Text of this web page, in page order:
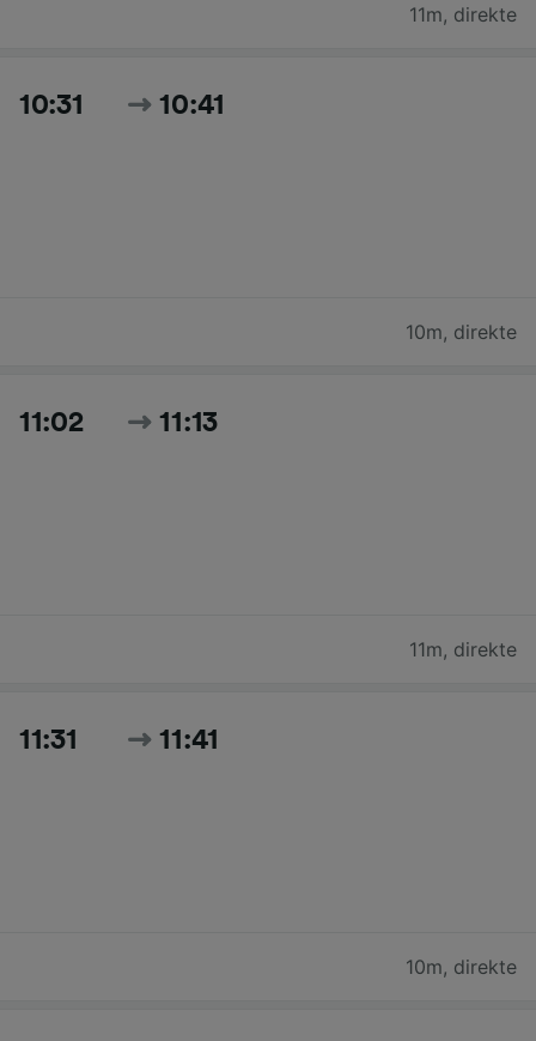
11m, direkte
10:31 10:41
10m, direkte
11:02 11:13
11m, direkte
11:31 11:41
10m, direkte